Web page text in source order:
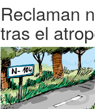
Reclaman
tras el